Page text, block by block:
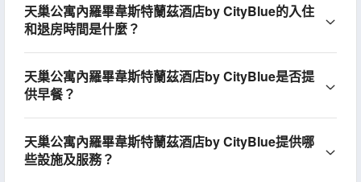
天巢公寓內羅畢韋斯特蘭茲酒店by CityBlue的入住
和退房時間是什麼？
天巢公寓內羅畢韋斯特蘭茲酒店by CityBlue是否提
供早餐？
天巢公寓內羅畢韋斯特蘭茲酒店by CityBlue提供哪
些設施及服務？